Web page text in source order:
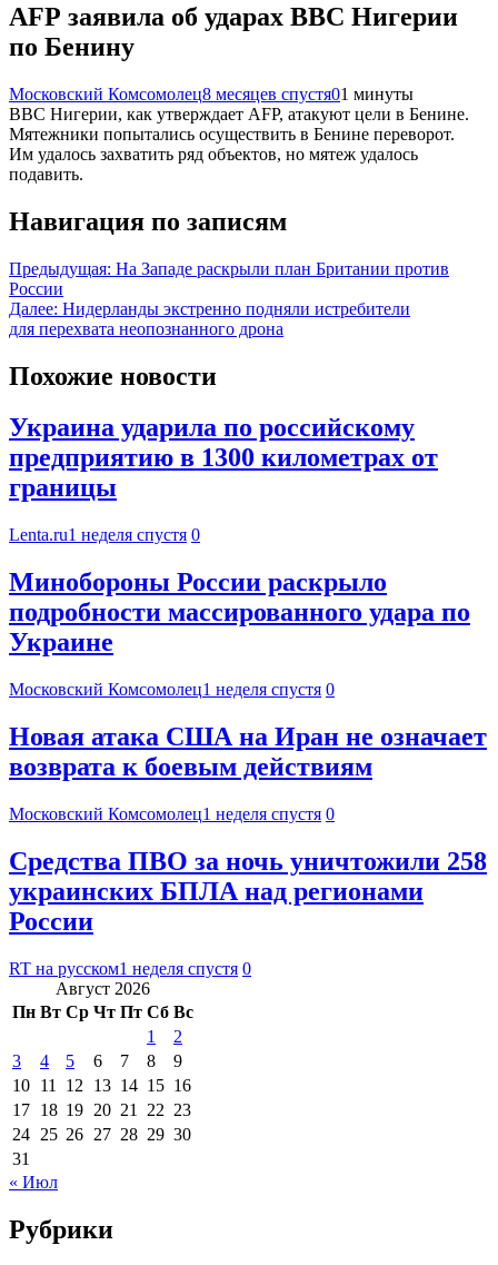
AFP заявила об ударах ВВС Нигерии
по Бенину
Московский Комсомолец8 месяцев спустя01 минуты
ВВС Нигерии, как утверждает AFP, атакуют цели в Бенине.
Мятежники попытались осуществить в Бенине переворот.
Им удалось захватить ряд объектов, но мятеж удалось
подавить.
Навигация по записям
Предыдущая: На Западе раскрыли план Британии против
России
Далее: Нидерланды экстренно подняли истребители
для перехвата неопознанного дрона
Похожие новости
Украина ударила по российскому
предприятию в 1300 километрах от
границы
Lenta.ru1 неделя спустя 0
Минобороны России раскрыло
подробности массированного удара по
Украине
Московский Комсомолец1 неделя спустя 0
Новая атака США на Иран не означает
возврата к боевым действиям
Московский Комсомолец1 неделя спустя 0
Средства ПВО за ночь уничтожили 258
украинских БПЛА над регионами
России
RT на русском1 неделя спустя 0
Август 2026
Пн Вт Ср Чт Пт Сб Вс
1
2
3
4 5 6 7 8
9
10 11 12 13 14 15 16
17 18 19 20 21 22 23
24 25 26 27 28 29 30
31
« Июл
Рубрики